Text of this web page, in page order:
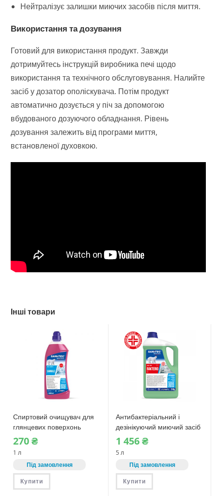
Нейтралізує залишки миючих засобів після миття.
Використання та дозування
Готовий для використання продукт. Завжди
дотримуйтесь інструкцій виробника печі щодо
використання та технічного обслуговування. Налийте
засіб у дозатор ополіскувача. Потім продукт
автоматично дозується у піч за допомогою
вбудованого дозуючого обладнання. Рівень
дозування залежить від програми миття,
встановленої духовкою.
Інші товари
Спиртовий очищувач для
глянцевих поверхонь
Sanitec SANIALC (1426N-S)
1 л
270₴
1 л
Під замовлення
Купити
Антибактеріальний і
дезінікуючий миючий засіб
Sanitec BAKTERIO (1544)
1‎ 456₴
5 л
Під замовлення
Купити